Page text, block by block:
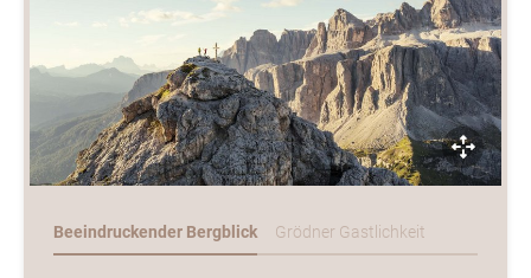
Beeindruckender Bergblick Grödner Gastlichkeit